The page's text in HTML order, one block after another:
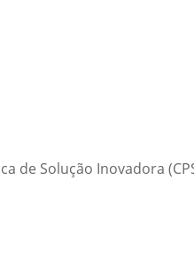
de Solução Inovadora